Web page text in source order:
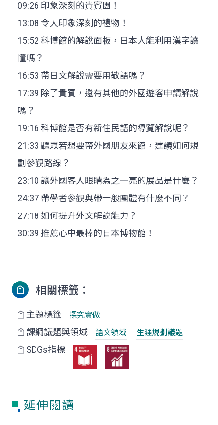
09:26 印象深刻的貴賓團！
13:08 令人印象深刻的禮物！
15:52 科博館的解說面板，日本人能利用漢字讀
懂嗎？
16:53 帶日文解說需要用敬語嗎？
17:39 除了貴賓，還有其他的外國遊客申請解說
嗎？
19:16 科博館是否有新住民語的導覽解說呢？
21:33 聽眾若想要帶外國朋友來館，建議如何規
劃參觀路線？
23:10 讓外國客人眼睛為之一亮的展品是什麼？
24:37 帶學者參觀與帶一般團體有什麼不同？
27:18 如何提升外文解說能力？
30:39 推薦心中最棒的日本博物館！
相關標籤：
主題標籤 探究實做
課綱議題與領域 語文領域 生涯規劃議題
SDGs指標
延伸閱讀